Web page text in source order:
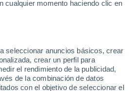
cualquier momento haciendo clic en
seleccionar anuncios básicos, crear
crear un perfil para
el rendimiento de la publicidad,
de la combinación de datos
con el objetivo de seleccionar el